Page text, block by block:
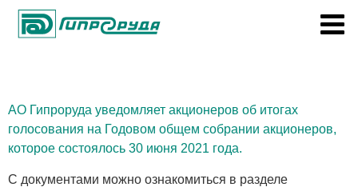
АО Гипроруда уведомляет акционеров об итогах
голосования на Годовом общем собрании акционеров,
которое состоялось 30 июня 2021 года.
С документами можно ознакомиться в разделе